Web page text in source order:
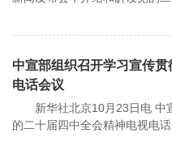
中宣部组织召开学习宣传
电话会议
新华社北京10月23日电 中
的二十届四中全会精神电视电话